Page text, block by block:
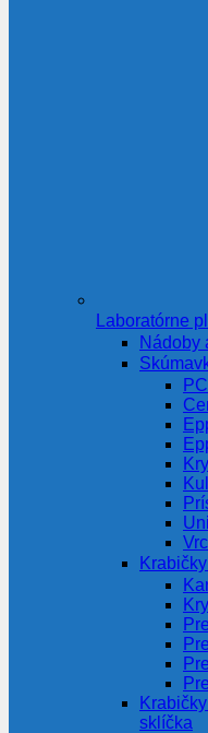
Laboratórne
Nádoby
sklíčka